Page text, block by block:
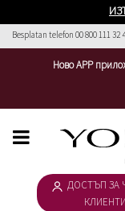
Besplatan telefon 00 800 111 32
Ново APP
ДОСТЪП ЗА
КЛИЕНТИ
ДАМСКА КОЛЕКЦИЯ